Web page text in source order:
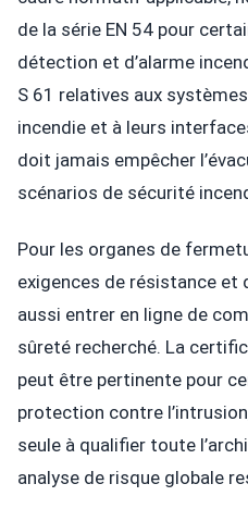
de la série EN 54 pour
détection et d’alarme
S 61 relatives aux
incendie et à leurs
doit jamais empêcher
scénarios de sécurité
Pour les organes de
exigences de résistance
aussi entrer en ligne de
sûreté recherché. La
peut être pertinente pour
protection contre
seule à qualifier toute
analyse de risque globale